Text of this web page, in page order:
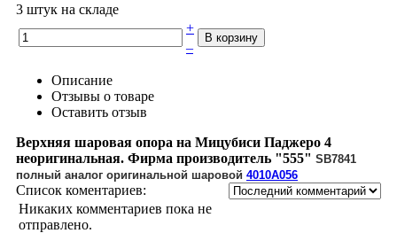
3 штук на складе
+
–
Описание
Отзывы о товаре
Оставить отзыв
Верхняя шаровая опора на Мицубиси Паджеро 4
неоригинальная. Фирма производитель "555" SB7841
полный аналог оригинальной шаровой 4010A056
Список коментариев:
Никаких комментариев пока не
отправлено.